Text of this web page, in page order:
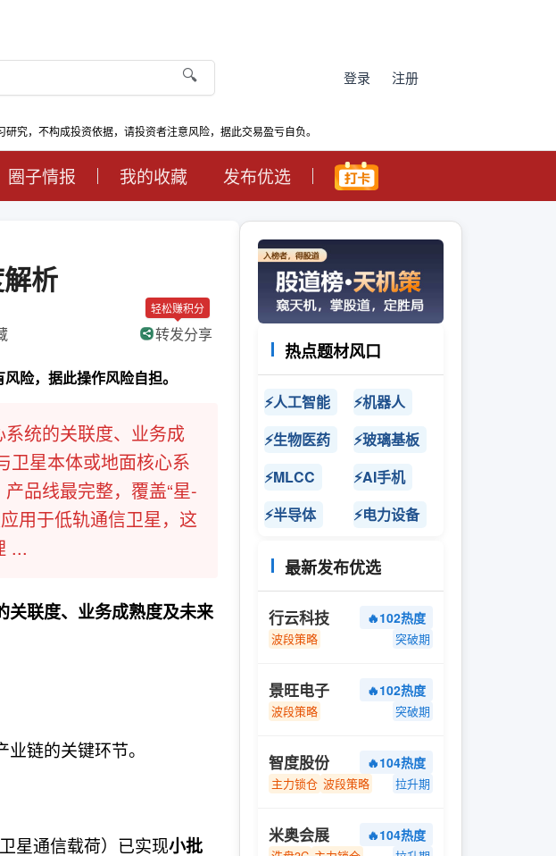
🔍 登录 注册
究，不构成投资依据，请投资者注意风险，据此交易盈亏自负。
圈子情报 我的收藏 发布优选
析
轻松赚积分
转发分享
险，据此操作风险自担。
统的关联度、业务成
卫星本体或地面核心系
品线最完整，覆盖“星-
用于低轨通信卫星，这
...
关联度、业务成熟度及未来
链的关键环节。
卫星通信载荷）已实现小批
热点题材风口
⚡人工智能
⚡机器人
⚡生物医药
⚡玻璃基板
⚡MLCC
⚡AI手机
⚡半导体
⚡电力设备
最新发布优选
行云科技 🔥102热度
波段策略 突破期
景旺电子 🔥102热度
波段策略 突破期
智度股份 🔥104热度
主力锁仓 波段策略 拉升期
米奥会展 🔥104热度